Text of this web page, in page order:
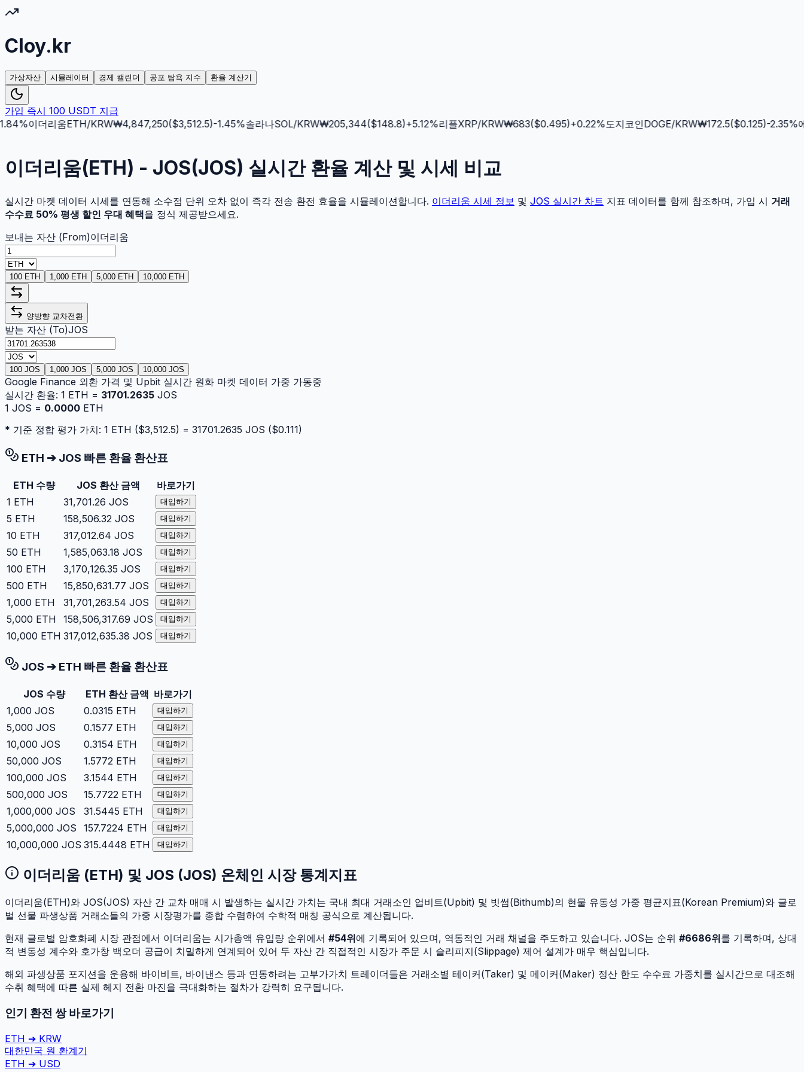
Cloy.kr
가상자산 시뮬레이터 경제 캘린더 공포 탐욕 지수 환율 계산기
가입 즉시 100 USDT 지급
%이더리움ETH/KRW₩4,847,250($3,512.5)-1.45%솔라나SOL/KRW₩205,344($148.8)+5.12%리플XRP/KRW₩683($0.495)+0.22%도지코인DOGE/KRW₩172.5($0.125)-2.35%에
이더리움(ETH) - JOS(JOS) 실시간 환율 계산 및 시세 비교
실시간 마켓 데이터 시세를 연동해 소수점 단위 오차 없이 즉각 전송 환전 효율을 시뮬레이션합니다. 이더리움 시세 정보 및 JOS 실시간 차트 지표 데이터를 함께 참조하며, 가입 시 거래
수수료 50% 평생 할인 우대 혜택을 정식 제공받으세요.
보내는 자산 (From)이더리움
100 ETH 1,000 ETH 5,000 ETH 10,000 ETH
양방향 교차전환
받는 자산 (To)JOS
100 JOS 1,000 JOS 5,000 JOS 10,000 JOS
Google Finance 외환 가격 및 Upbit 실시간 원화 마켓 데이터 가중 가동중
실시간 환율: 1 ETH = 31701.2635 JOS
1 JOS = 0.0000 ETH
* 기준 정합 평가 가치: 1 ETH ($3,512.5) = 31701.2635 JOS ($0.111)
ETH ➔ JOS 빠른 환율 환산표
ETH 수량 JOS 환산 금액
바로가기
1 ETH 31,701.26 JOS 대입하기
5 ETH 158,506.32 JOS 대입하기
10 ETH 317,012.64 JOS 대입하기
50 ETH 1,585,063.18 JOS 대입하기
100 ETH 3,170,126.35 JOS 대입하기
500 ETH 15,850,631.77 JOS 대입하기
1,000 ETH 31,701,263.54 JOS 대입하기
5,000 ETH 158,506,317.69 JOS 대입하기
10,000 ETH 317,012,635.38 JOS 대입하기
JOS ➔ ETH 빠른 환율 환산표
JOS 수량 ETH 환산 금액 바로가기
1,000 JOS 0.0315 ETH 대입하기
5,000 JOS 0.1577 ETH 대입하기
10,000 JOS 0.3154 ETH 대입하기
50,000 JOS 1.5772 ETH 대입하기
100,000 JOS 3.1544 ETH 대입하기
500,000 JOS 15.7722 ETH 대입하기
1,000,000 JOS 31.5445 ETH 대입하기
5,000,000 JOS 157.7224 ETH 대입하기
10,000,000 JOS 315.4448 ETH 대입하기
이더리움 (ETH) 및 JOS (JOS) 온체인 시장 통계지표
이더리움(ETH)와 JOS(JOS) 자산 간 교차 매매 시 발생하는 실시간 가치는 국내 최대 거래소인 업비트(Upbit) 및 빗썸(Bithumb)의 현물 유동성 가중 평균지표(Korean Premium)와 글로
벌 선물 파생상품 거래소들의 가중 시장평가를 종합 수렴하여 수학적 매칭 공식으로 계산됩니다.
현재 글로벌 암호화폐 시장 관점에서 이더리움는 시가총액 유입량 순위에서 #54위에 기록되어 있으며, 역동적인 거래 채널을 주도하고 있습니다. JOS는 순위 #6686위를 기록하며, 상대
적 변동성 계수와 호가창 백오더 공급이 치밀하게 연계되어 있어 두 자산 간 직접적인 시장가 주문 시 슬리피지(Slippage) 제어 설계가 매우 핵심입니다.
해외 파생상품 포지션을 운용해 바이비트, 바이낸스 등과 연동하려는 고부가가치 트레이더들은 거래소별 테이커(Taker) 및 메이커(Maker) 정산 한도 수수료 가중치를 실시간으로 대조해
수취 혜택에 따른 실제 헤지 전환 마진을 극대화하는 절차가 강력히 요구됩니다.
인기 환전 쌍 바로가기
ETH ➔ KRW
대한민국 원 환계기
ETH ➔ USD